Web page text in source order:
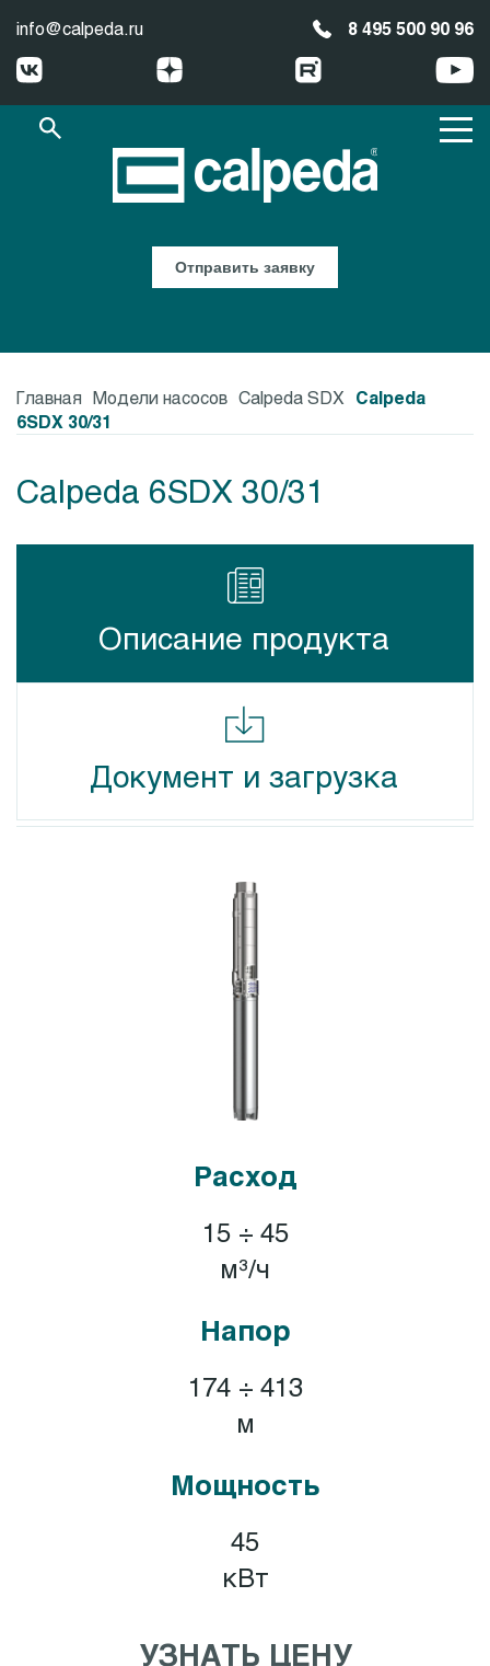
info@calpeda.ru 8 495 500 90 96
Отправить заявку
Главная Модели насосов Calpeda SDX
Calpeda
6SDX 30/31
Calpeda 6SDX 30/31
Описание продукта
Документ и загрузка
Расход
15 ÷ 45
м³/ч
Напор
174 ÷ 413
м
Мощность
45
кВт
УЗНАТЬ ЦЕНУ